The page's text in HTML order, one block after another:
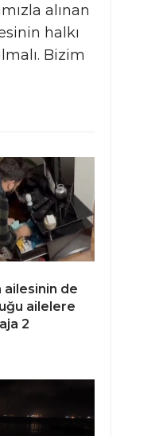
alınan
halkı
Bizim
ailesinin de
ailelere
2